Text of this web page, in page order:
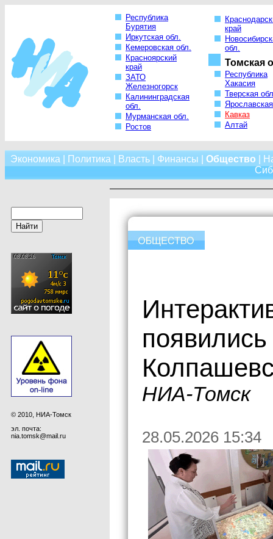
Республика
Бурятия
Иркутская обл.
Кемеровская обл.
Красноярский
край
ЗАТО
Железногорск
Калининградская
обл.
Мурманская обл.
Ростов
край
обл.
Томская
Республика
Хакасия
Тверская
Кавказ
Алтай
Экономика Политика Власть| Финансы Общество
© 2010, НИА-Томск
эл. почта:
nia.tomsk@mail.ru
НИА-Томск
28.05.2026 15:34